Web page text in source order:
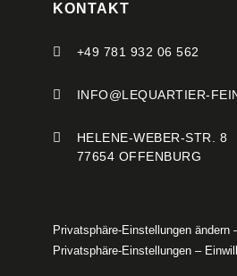
KONTAKT
 +49 781 932 06 562
 INFO@LEQUARTIER-

HELENE-WEBER-STR. 8
77654 OFFENBURG
Privatsphäre-Einstellungen ändern
Privatsphäre-Einstellungen–